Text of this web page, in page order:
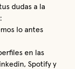
dudas a la
lo antes
en las
Spotify y